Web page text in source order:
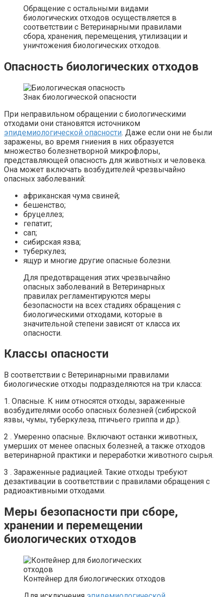
Обращение с остальными видами
биологических отходов осуществляется в
соответствии с Ветеринарными правилами
сбора, хранения, перемещения, утилизации и
уничтожения биологических отходов.
Опасность биологических отходов
Знак биологической опасности
При неправильном обращении с биологическими
отходами они становятся источником
эпидемиологической опасности. Даже если они не были
заражены, во время гниения в них образуется
множество болезнетворной микрофлоры,
представляющей опасность для животных и человека.
Она может включать возбудителей чрезвычайно
опасных заболеваний:
африканская чума свиней;
бешенство;
бруцеллез;
гепатит;
сап;
сибирская язва;
туберкулез;
ящур и многие другие опасные болезни.
Для предотвращения этих чрезвычайно
опасных заболеваний в Ветеринарных
правилах регламентируются меры
безопасности на всех стадиях обращения с
биологическими отходами, которые в
значительной степени зависят от класса их
опасности.
Классы опасности
В соответствии с Ветеринарными правилами
биологические отходы подразделяются на три класса:
1. Опасные. К ним относятся отходы, зараженные
возбудителями особо опасных болезней (сибирской
язвы, чумы, туберкулеза, птичьего гриппа и др.).
2 . Умеренно опасные. Включают останки животных,
умерших от менее опасных болезней, а также отходов
ветеринарной практики и переработки животного сырья.
3 . Зараженные радиацией. Такие отходы требуют
дезактивации в соответствии с правилами обращения с
радиоактивными отходами.
Меры безопасности при сборе,
хранении и перемещении
биологических отходов
Контейнер для биологических отходов